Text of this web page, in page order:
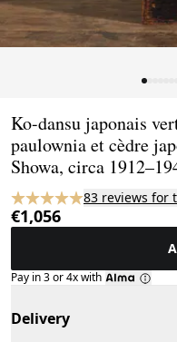
Ko-dansu japonais
paulownia et cèdre
Showa, circa
83 reviews for
€1,056
Pay in 3 or 4x with
Delivery